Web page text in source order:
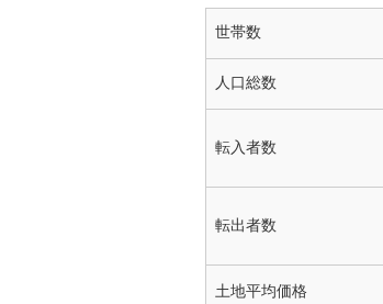
世帯数
人口総数
転入者数
転出者数
土地平均価格